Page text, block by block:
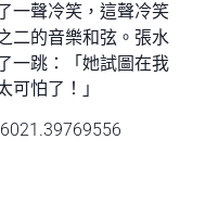
一聲冷笑，這聲冷笑
二的音樂和弦。張水
一跳：「她試圖在我
可怕了！」